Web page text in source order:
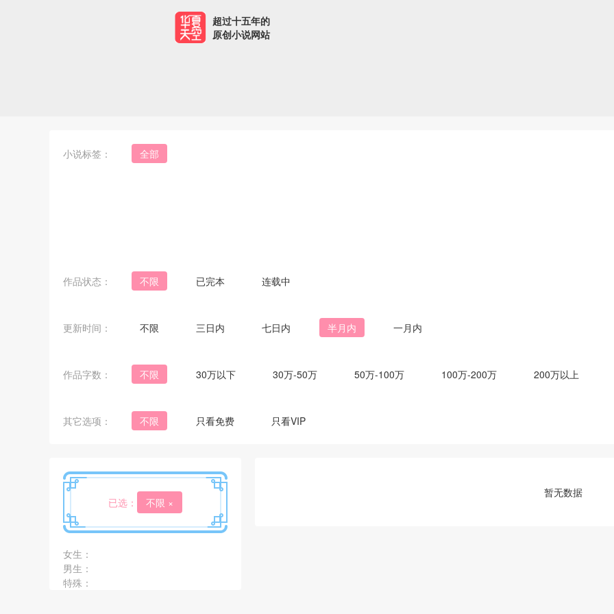
超过十五年的
原创小说网站
小说标签： 全部
作品状态： 不限 已完本 连载中
更新时间： 不限 三日内 七日内 半月内 一月内
作品字数： 不限 30万以下 30万-50万 50万-100万 100万-200万 200万以上
其它选项： 不限 只看免费 只看VIP
已选： 不限 ×
女生：
男生：
特殊：
暂无数据